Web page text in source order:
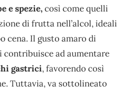
e spezie,così come quelli
di frutta nell’alcol, ideali
cena. Il gusto amaro di
ad aumentare
gastrici, favorendo così
Tuttavia, va sottolineato